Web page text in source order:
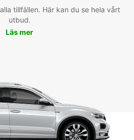
tillfällen. Här kan du se hela vårt
utbud.
Läs mer